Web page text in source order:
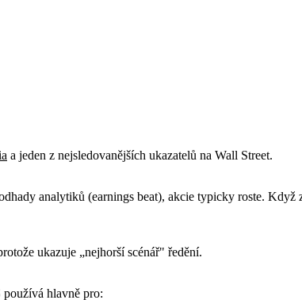
a jeden z nejsledovanějších ukazatelů na Wall Street.
analytiků (earnings beat), akcie typicky roste. Když
ukazuje „nejhorší scénář" ředění.
používá hlavně pro: